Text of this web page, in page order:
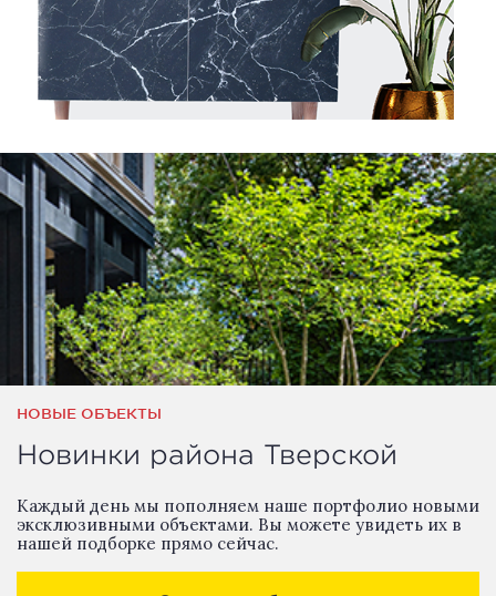
НОВЫЕ ОБЪЕКТЫ
Новинки района Тверской
Каждый день мы пополняем наше портфолио новыми
эксклюзивными объектами. Вы можете увидеть их в
нашей подборке прямо сейчас.